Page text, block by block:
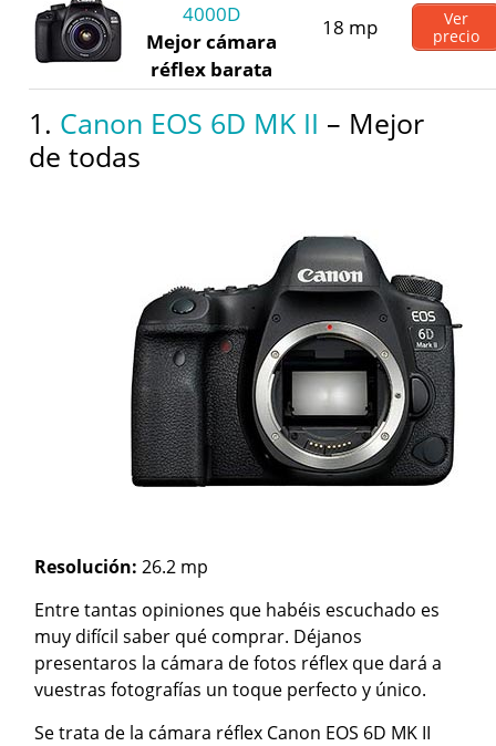
4000D
Mejor cámara
réflex barata
18 mp
Ver
precio
1. Canon EOS 6D MK II – Mejor
de todas
Resolución:26.2 mp
Entre tantas opiniones que habéis escuchado es
muy difícil saber qué comprar. Déjanos
presentaros la cámara de fotos réflex que dará a
vuestras fotografías un toque perfecto y único.
Se trata de la cámara réflex Canon EOS 6D MK II